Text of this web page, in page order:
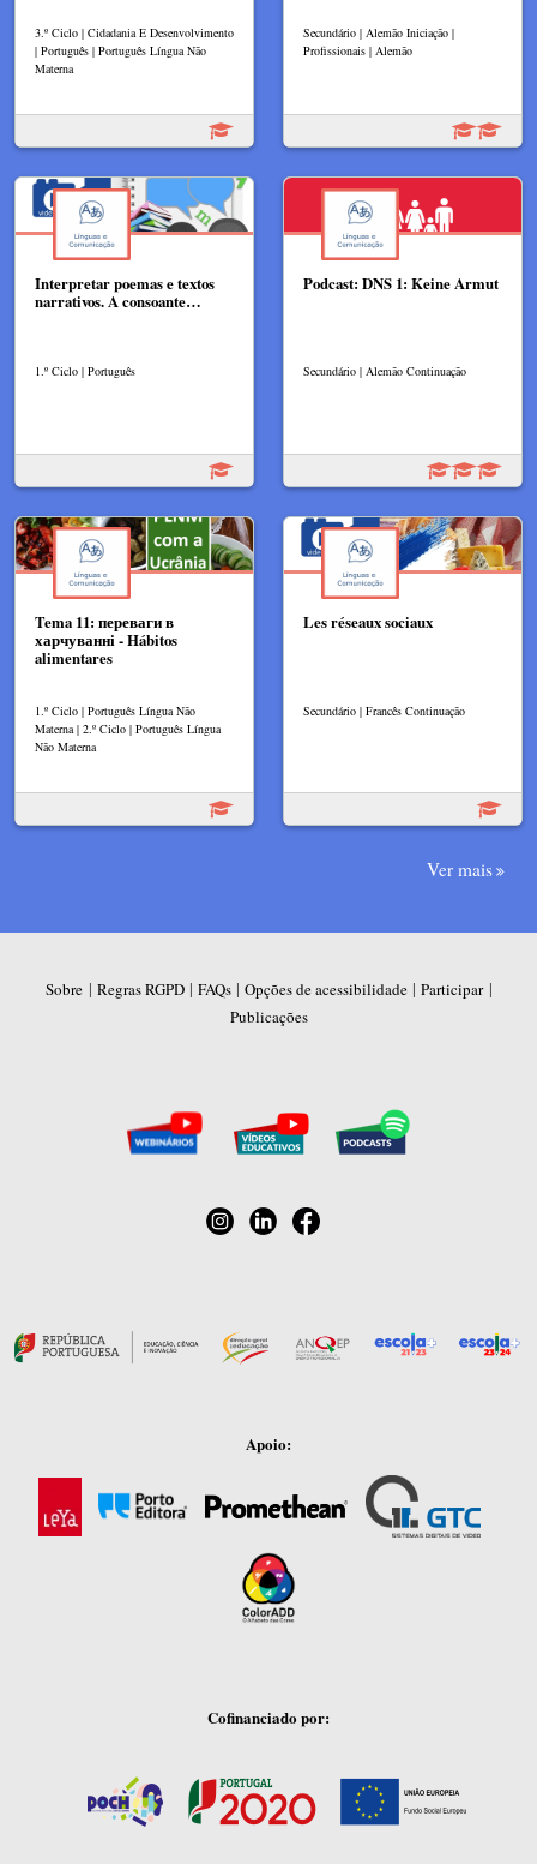
3.º Ciclo | Cidadania E Desenvolvimento
| Português | Português Língua Não
Materna
Secundário | Alemão Iniciação |
Profissionais | Alemão
Interpretar poemas e textos
narrativos. A consoante…
1.º Ciclo | Português
Podcast: DNS 1: Keine Armut
Secundário | Alemão Continuação
Tema 11: переваги в
харчуванні - Hábitos
alimentares
1.º Ciclo | Português Língua Não
Materna | 2.º Ciclo | Português Língua
Não Materna
Les réseaux sociaux
Secundário | Francês Continuação
Ver mais
Sobre | Regras RGPD| FAQs| Opções de acessibilidade| Participar|
Publicações
Apoio:
Cofinanciado por: